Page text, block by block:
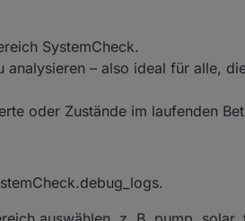
SystemCheck.
– also ideal für alle,
oder Zustände im laufenden